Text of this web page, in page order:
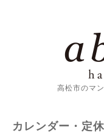
高松市のマ
カレンダー・定